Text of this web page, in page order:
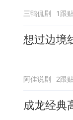
三鸭侃剧 1跟
想过边境
阿佳说剧 2跟
成龙经典